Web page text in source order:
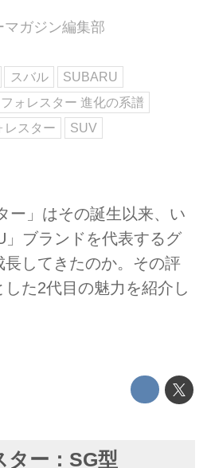
ガジン編集部
スバル
SUBARU
ォレスター 進化の系譜
レスター
SUV
ー」はその誕生以来、い
」ブランドを代表するグ
長してきたのか。その評
た2代目の魅力を紹介し
ター：SG型